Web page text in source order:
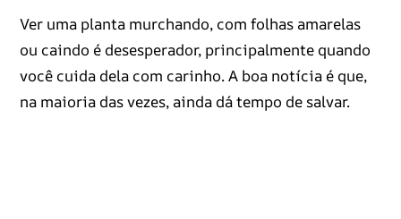
Ver uma planta murchando, com folhas amarelas
ou caindo é desesperador, principalmente quando
você cuida dela com carinho. A boa notícia é que,
na maioria das vezes, ainda dá tempo de salvar.